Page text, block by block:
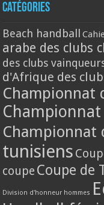
Catégories
Beach handball
arabe des clubs
des clubs
d'Afrique des
Championnat
Championnat
tunisiens
coupe Coupe de
Division d'honneur hommes